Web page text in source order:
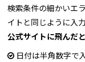
検索条件の細かいエ
イトと同じように入
公式サイトに飛んだ
日付は半角数字で